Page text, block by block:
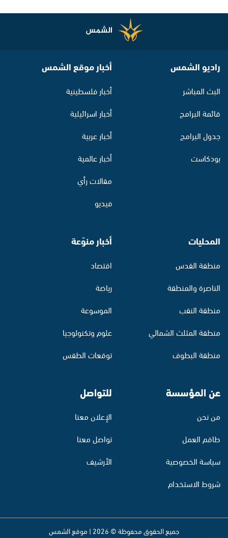
راديو الشمس
البث المباشر
قائمة البرامج
جدول البرامج
بودكاست
أخبار موقع الشمس
أخبار فلسطينية
أخبار اسرائيلية
أخبار عربية
أخبار عالمية
مقالات رأي
فيديو
المحليات
منطقة القدس
الناصرة والمنطقة
منطقة النقب
منطقة المثلث الشمالي
منطقة البطوف
أخبار منوّعة
اقتصاد
رياضة
الموسوعة
علوم وتكنولوجيا
توقعات الطقس
عن المؤسسة
من نحن
طاقم العمل
سياسة الخصوصية
شروط الاستخدام
للتواصل
الإعلان معنا
تواصل معنا
الأرشيف
جميع الحقوق محفوظة © 2026 | موقع الشمس